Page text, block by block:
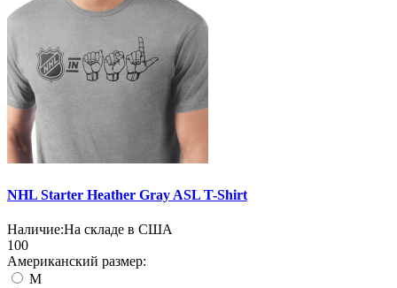
NHL Starter Heather Gray ASL T-Shirt
Наличие:На складе в США
100
Американский размер:
M